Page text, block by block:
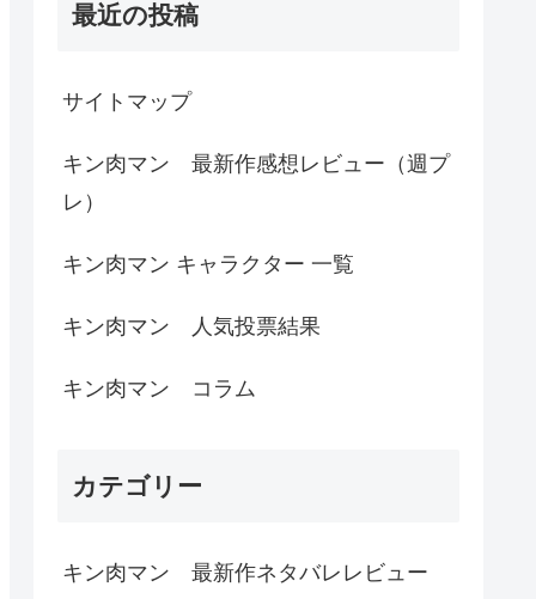
最近の投稿
サイトマップ
キン肉マン 最新作感想レビュー（週プ
レ）
キン肉マン キャラクター 一覧
キン肉マン 人気投票結果
キン肉マン コラム
カテゴリー
キン肉マン 最新作ネタバレレビュー